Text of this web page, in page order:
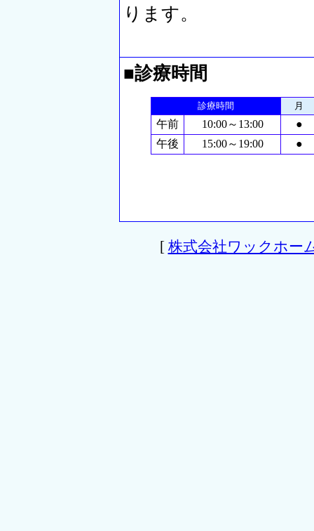
ります。
■診療時間
診療時間 月
午前 10:00～13:00
●
午後
15:00～19:00 ●
[ 株式会社ワックホー